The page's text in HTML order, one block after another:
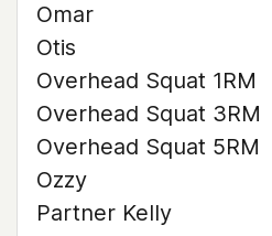
Omar
Otis
Overhead Squat 1RM
Overhead Squat 3RM
Overhead Squat 5RM
Ozzy
Partner Kelly